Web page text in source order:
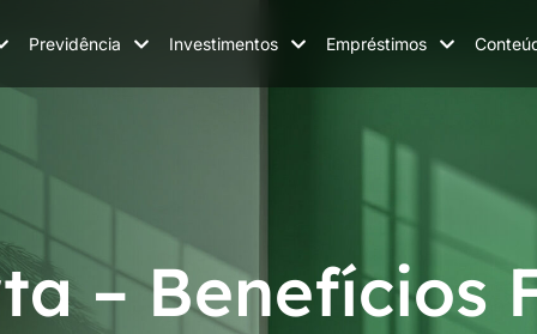
Previdência Investimentos Empréstimos
– Benefícios